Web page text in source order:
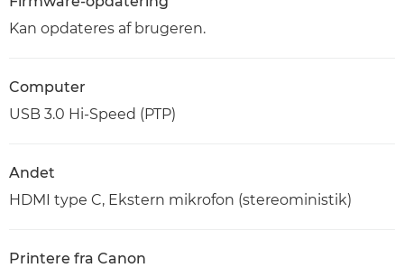
Kan opdateres af brugeren.
Computer
USB 3.0 Hi-Speed (PTP)
Andet
HDMI type C, Ekstern mikrofon (stereoministik)
Printere fra Canon